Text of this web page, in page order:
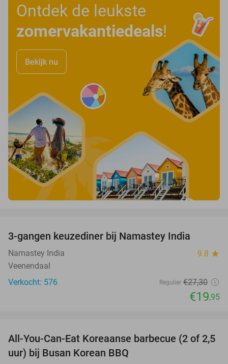
Ontdek de leukste
zomervakantiedeals!
Bekijk nu
3-gangen keuzediner bij Namastey India
Namastey India 9.8 star
Veenendaal
Verkocht: 576
Regulier €27,30
€19,95
30%
All-You-Can-Eat Koreaanse barbecue (2 of 2,5
uur) bij Busan Korean BBQ